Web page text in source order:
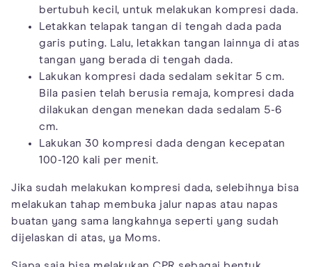
bertubuh kecil, untuk melakukan kompresi dada.
Letakkan telapak tangan di tengah dada pada
garis puting. Lalu, letakkan tangan lainnya di atas
tangan yang berada di tengah dada.
Lakukan kompresi dada sedalam sekitar 5 cm.
Bila pasien telah berusia remaja, kompresi dada
dilakukan dengan menekan dada sedalam 5-6
cm.
Lakukan 30 kompresi dada dengan kecepatan
100-120 kali per menit.
Jika sudah melakukan kompresi dada, selebihnya bisa
melakukan tahap membuka jalur napas atau napas
buatan yang sama langkahnya seperti yang sudah
dijelaskan di atas, ya Moms.